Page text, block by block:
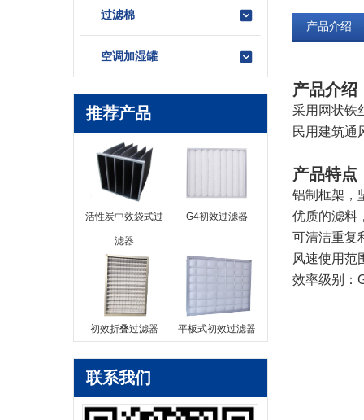
过滤棉
空调加湿罐
推荐产品
活性炭中效袋式过
滤器
G4初效过滤器
初效折叠过滤器 平板式初效过滤器
联系我们
产品介绍
产品介绍
采用网状铁
民用建筑通
产品特点
铝制框架，
优质的滤料
可清洁重复
风速使用范
效率级别：